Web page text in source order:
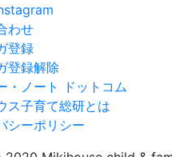
わせ
登録
登録解除
・ノート ドットコム
ス子育て総研とは
シーポリシー